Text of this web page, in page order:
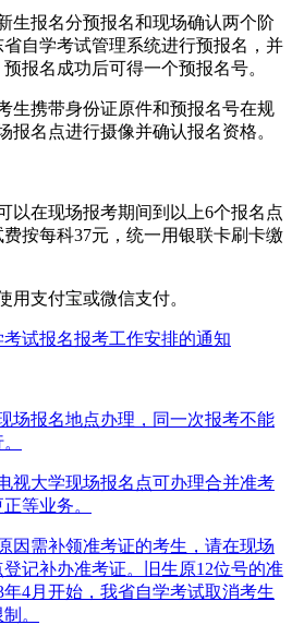
报名分预报名和现场确认两个阶
自学考试管理系统进行预报名，并
报名成功后可得一个预报名号。
携带身份证原件和预报名号在规
报名点进行摄像并确认报名资格。
在现场报考期间到以上6个报名点
按每科37元，统一用银联卡刷卡缴
支付宝或微信支付。
报名地点办理，同一次报考不能
大学现场报名点可办理合并准考
等业务。
需补领准考证的考生，请在现场
记补办准考证。旧生原12位号的准
4月开始，我省自学考试取消考生
。